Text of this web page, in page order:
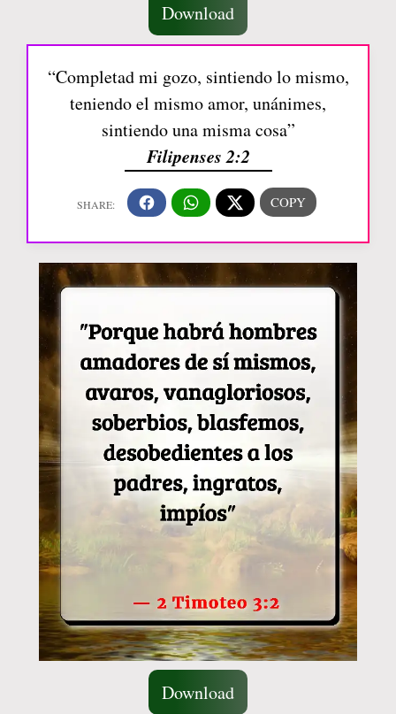
Download
“Completad mi gozo, sintiendo lo mismo,
teniendo el mismo amor, unánimes,
sintiendo una misma cosa”
Filipenses 2:2
Download